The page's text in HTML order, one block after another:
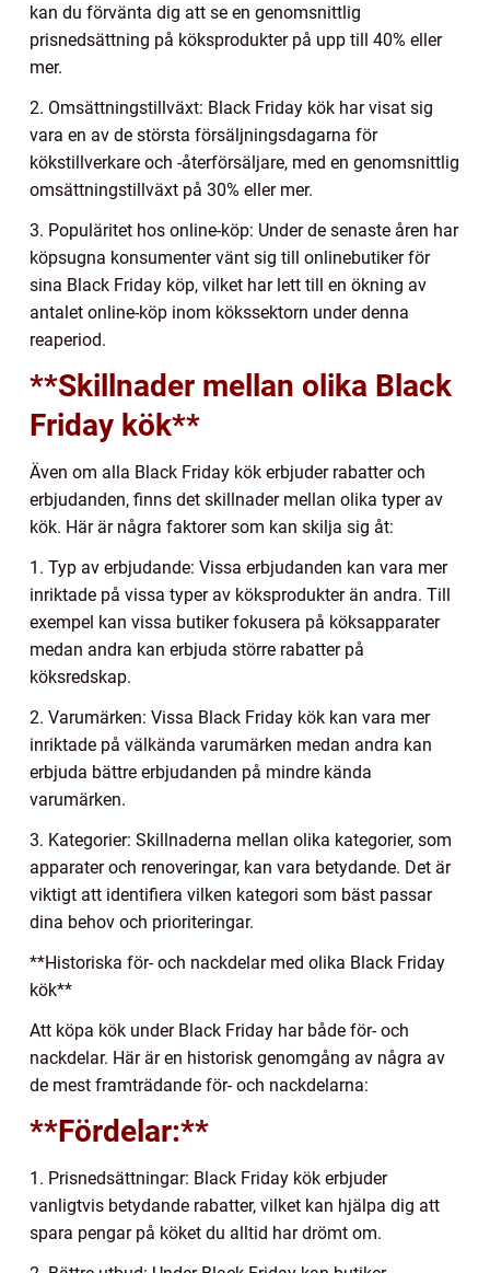
kan du förvänta dig att se en genomsnittlig
prisnedsättning på köksprodukter på upp till 40% eller
mer.
2. Omsättningstillväxt: Black Friday kök har visat sig
vara en av de största försäljningsdagarna för
kökstillverkare och -återförsäljare, med en genomsnittlig
omsättningstillväxt på 30% eller mer.
3. Populäritet hos online-köp: Under de senaste åren har
köpsugna konsumenter vänt sig till onlinebutiker för
sina Black Friday köp, vilket har lett till en ökning av
antalet online-köp inom kökssektorn under denna
reaperiod.
**Skillnader mellan olika Black
Friday kök**
Även om alla Black Friday kök erbjuder rabatter och
erbjudanden, finns det skillnader mellan olika typer av
kök. Här är några faktorer som kan skilja sig åt:
1. Typ av erbjudande: Vissa erbjudanden kan vara mer
inriktade på vissa typer av köksprodukter än andra. Till
exempel kan vissa butiker fokusera på köksapparater
medan andra kan erbjuda större rabatter på
köksredskap.
2. Varumärken: Vissa Black Friday kök kan vara mer
inriktade på välkända varumärken medan andra kan
erbjuda bättre erbjudanden på mindre kända
varumärken.
3. Kategorier: Skillnaderna mellan olika kategorier, som
apparater och renoveringar, kan vara betydande. Det är
viktigt att identifiera vilken kategori som bäst passar
dina behov och prioriteringar.
**Historiska för- och nackdelar med olika Black Friday
kök**
Att köpa kök under Black Friday har både för- och
nackdelar. Här är en historisk genomgång av några av
de mest framträdande för- och nackdelarna:
**Fördelar:**
1. Prisnedsättningar: Black Friday kök erbjuder
vanligtvis betydande rabatter, vilket kan hjälpa dig att
spara pengar på köket du alltid har drömt om.